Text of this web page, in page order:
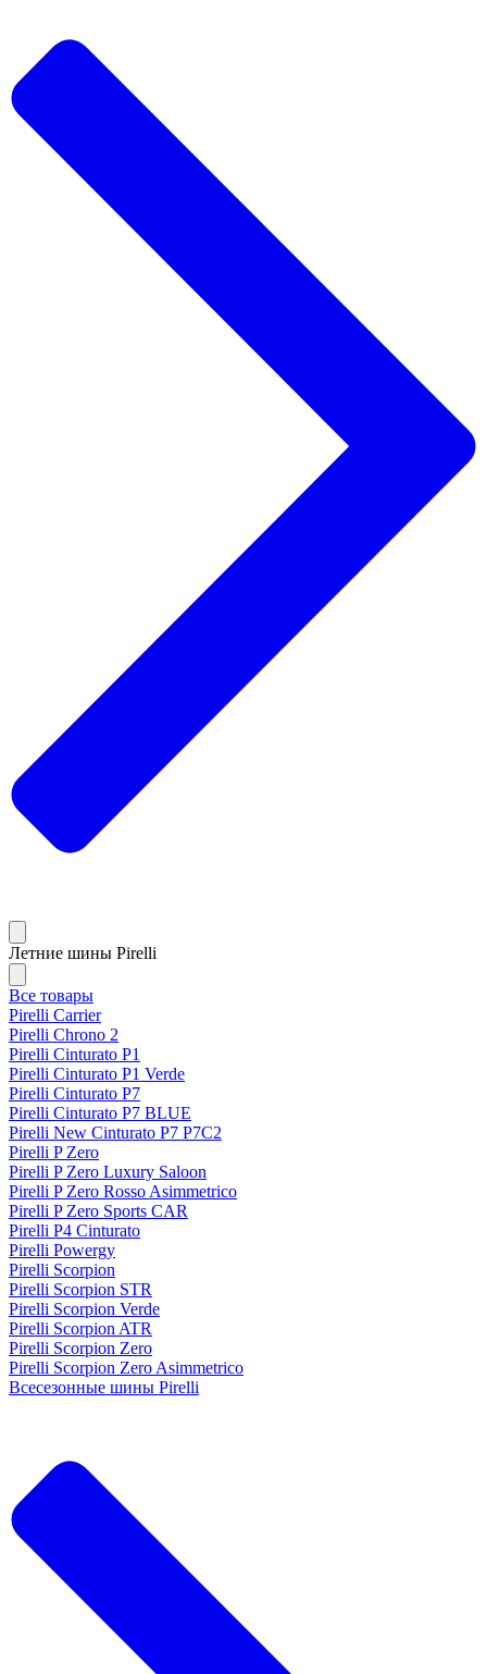
Летние шины Pirelli
Все товары
Pirelli Carrier
Pirelli Chrono 2
Pirelli Cinturato P1
Pirelli Cinturato P1 Verde
Pirelli Cinturato P7
Pirelli Cinturato P7 BLUE
Pirelli New Cinturato P7 P7C2
Pirelli P Zero
Pirelli P Zero Luxury Saloon
Pirelli P Zero Rosso Asimmetrico
Pirelli P Zero Sports CAR
Pirelli P4 Cinturato
Pirelli Powergy
Pirelli Scorpion
Pirelli Scorpion STR
Pirelli Scorpion Verde
Pirelli Scorpion ATR
Pirelli Scorpion Zero
Pirelli Scorpion Zero Asimmetrico
Всесезонные шины Pirelli